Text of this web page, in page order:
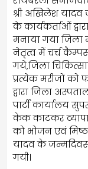
श्री अखिलेश यादव
के कार्यकर्ताओं
मनाया गया जिला
नेतृत्व में चर्च
गये,जिला
प्रत्येक मरीजों को
द्वारा जिला
पार्टी कार्यालय
केक काटकर
को भोजन एवं
यादव के
गयी।